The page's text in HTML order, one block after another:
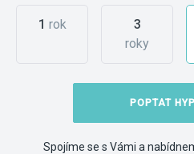
1 rok
3
roky
POPTAT
Spojíme se s Vámi a